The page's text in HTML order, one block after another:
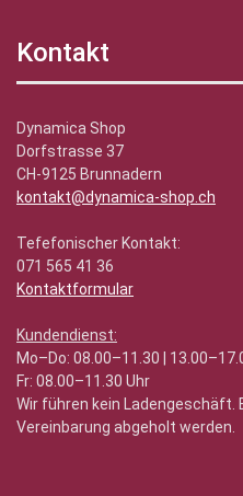
Kontakt
Dynamica Shop
Dorfstrasse 37
CH-9125 Brunnadern
kontakt@dynamica-shop.ch
Tefefonischer Kontakt:
071 565 41 36
Kontaktformular
Kundendienst:
Mo–Do: 08.00–11.30 |
Fr: 08.00–11.30 Uhr
Wir führen kein Ladengeschäft.
Vereinbarung abgeholt werden.